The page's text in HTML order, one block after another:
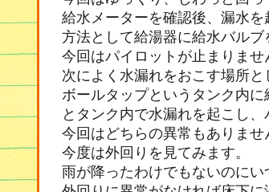
給水メーターを確認後、漏水を
方法として給湯器に給水バル
今回はパイロットが止まりませ
次によく水漏れをおこす場所と
ボールタップというタンク内
とタンク内で水漏れを起こし
今回はどちらの異常もありませ
今度は外回りを見てみます。
雨が降ったわけでもないのに